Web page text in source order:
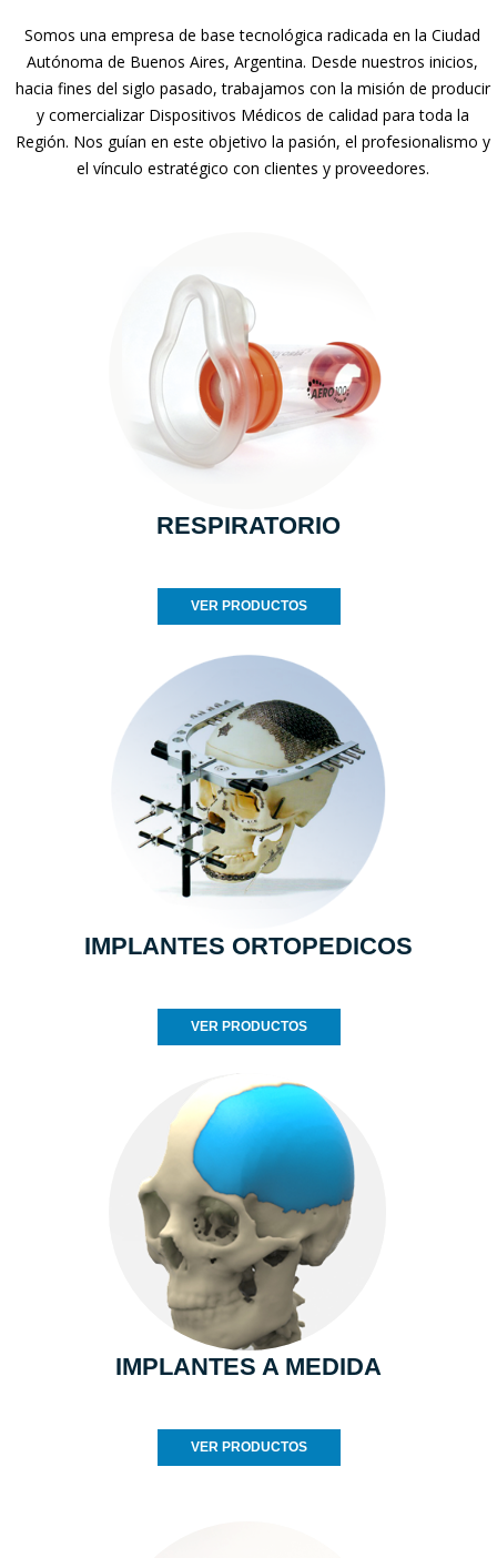
Somos una empresa de base tecnológica radicada en la Ciudad
Autónoma de Buenos Aires, Argentina. Desde nuestros inicios,
hacia fines del siglo pasado, trabajamos con la misión de producir
y comercializar Dispositivos Médicos de calidad para toda la
Región. Nos guían en este objetivo la pasión, el profesionalismo y
el vínculo estratégico con clientes y proveedores.
RESPIRATORIO
VER PRODUCTOS
IMPLANTES ORTOPEDICOS
VER PRODUCTOS
IMPLANTES A MEDIDA
VER PRODUCTOS